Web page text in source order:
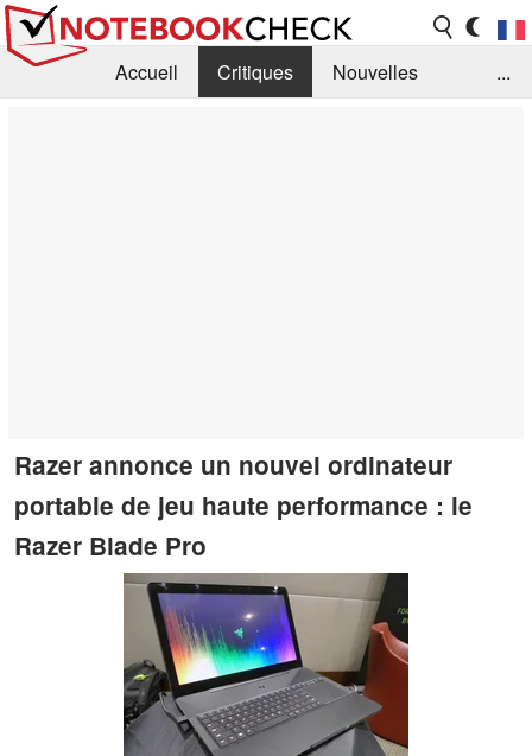
Accueil Critiques
Nouvelles
...
Razer annonce un nouvel ordinateur
portable de jeu haute performance : le
Razer Blade Pro